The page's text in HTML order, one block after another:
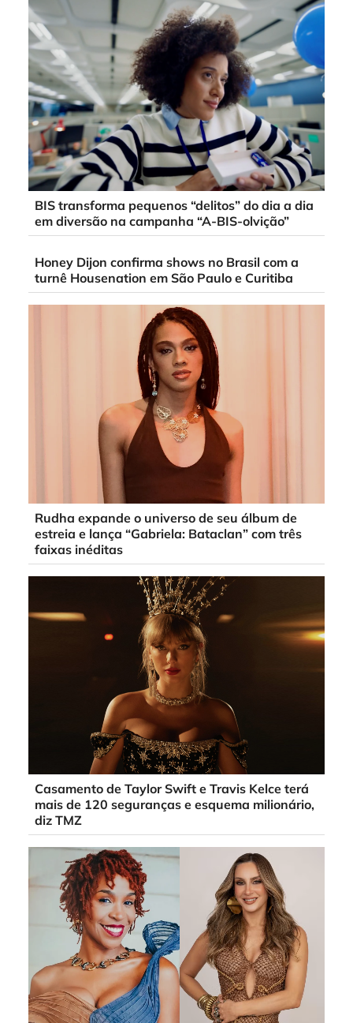
BIS transforma pequenos “delitos” do dia a dia
em diversão na campanha “A-BIS-olvição”
Honey Dijon confirma shows no Brasil com a
turnê Housenation em São Paulo e Curitiba
Rudha expande o universo de seu álbum de
estreia e lança “Gabriela: Bataclan” com três
faixas inéditas
Casamento de Taylor Swift e Travis Kelce terá
mais de 120 seguranças e esquema milionário,
diz TMZ